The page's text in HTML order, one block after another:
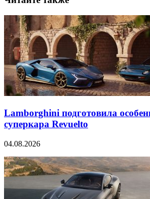
Lamborghini подготовила
суперкара Revuelto
04.08.2026